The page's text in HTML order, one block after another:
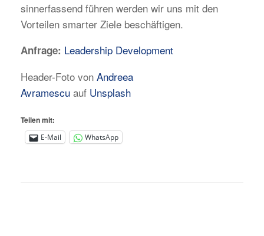
sinnerfassend führen werden wir uns mit den
Vorteilen smarter Ziele beschäftigen.
Anfrage: Leadership Development
Header-Foto von Andreea
Avramescu auf Unsplash
Teilen mit:
E-Mail WhatsApp